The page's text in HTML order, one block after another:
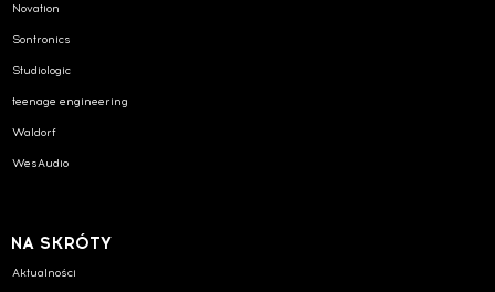
Novation
Sontronics
Studiologic
teenage engineering
Waldorf
WesAudio
NA SKRÓTY
Aktualności